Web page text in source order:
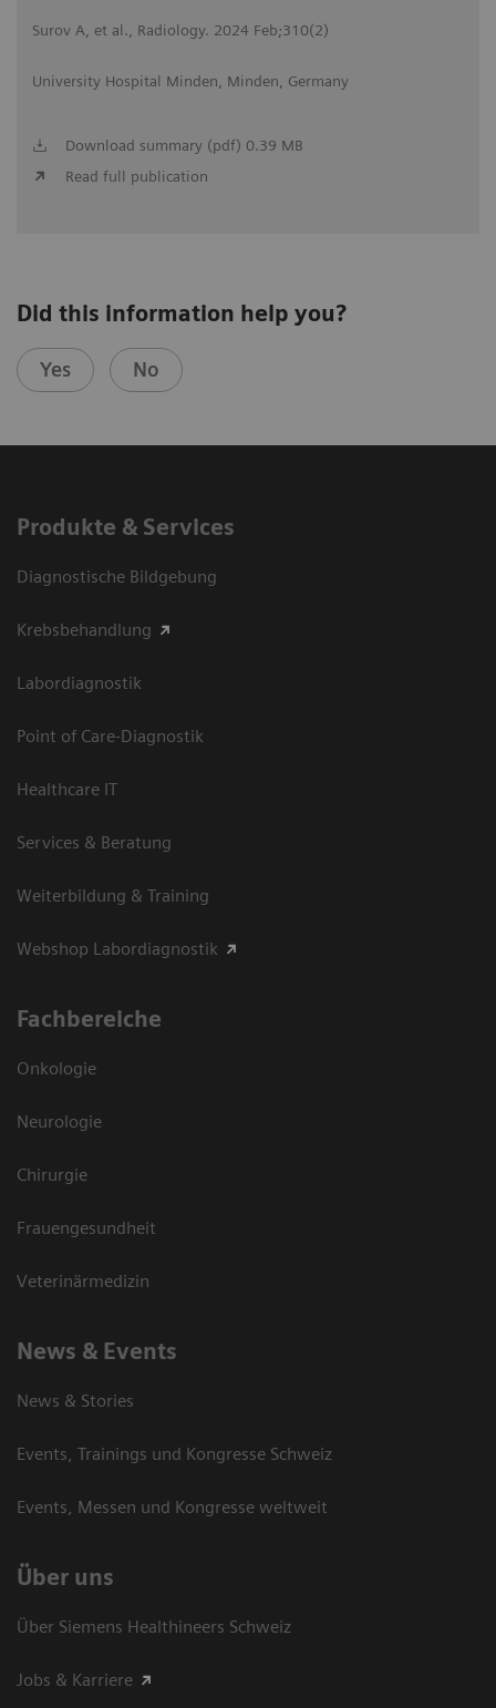
Surov A, et al., Radiology. 2024 Feb;310(2)
University Hospital Minden, Minden, Germany
Download summary (pdf) 0.39 MB
Read full publication
Did this information help you?
Yes No
Produkte & Services
Diagnostische Bildgebung
Krebsbehandlung
Labordiagnostik
Point of Care-Diagnostik
Healthcare IT
Services & Beratung
Weiterbildung & Training
Webshop Labordiagnostik
Fachbereiche
Onkologie
Neurologie
Chirurgie
Frauengesundheit
Veterinärmedizin
News & Events
News & Stories
Events, Trainings und Kongresse Schweiz
Events, Messen und Kongresse weltweit
Über uns
Über Siemens Healthineers Schweiz
Jobs & Karriere